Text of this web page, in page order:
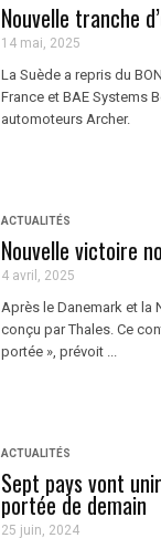
Nouvelle tranche
14 mai, 2025
La Suède a repris du
France et BAE Systems
automoteurs Archer.
ACTUALITÉS
Nouvelle victoire
4 avril, 2025
Après le Danemark et la
conçu par Thales. Ce
portée », prévoit ...
ACTUALITÉS
Sept pays vont
portée de demain
25 juin, 2024